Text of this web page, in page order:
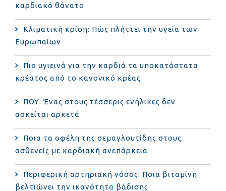
καρδιακό θάνατο
Κλιματική κρίση: Πώς πλήττει την υγεία των
Ευρωπαίων
Πιο υγιεινά για την καρδιά τα υποκατάστατα
κρέατος από το κανονικό κρέας
ΠΟΥ: Ένας στους τέσσερις ενήλικες δεν
ασκείται αρκετά
Ποια τα οφέλη της σεμαγλουτίδης στους
ασθενείς με καρδιακή ανεπάρκεια
Περιφερική αρτηριακή νόσος: Ποια βιταμίνη
βελτιώνει την ικανότητα βάδισης